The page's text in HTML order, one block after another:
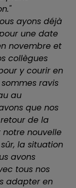
ayons déjà
une date
novembre et
collègues
y courir en
ravis
au
que nos
de la
notre nouvelle
la situation
avons
tous nos
adapter en